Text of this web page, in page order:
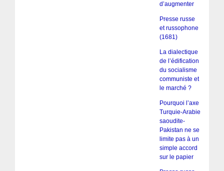
d’augmenter
Presse russe
et russophone
(1681)
La dialectique
de l’édification
du socialisme
communiste et
le marché ?
Pourquoi l’axe
Turquie-Arabie
saoudite-
Pakistan ne se
limite pas à un
simple accord
sur le papier